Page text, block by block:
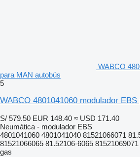
WABCO
para MAN autobús
5
WABCO 4801041060 modulador
S/ 579.50 EUR 148.40 ≈ USD 171.40
Neumática - modulador EBS
4801041060 4801041040 81521066071
81521066065 81.52106-6065
gas